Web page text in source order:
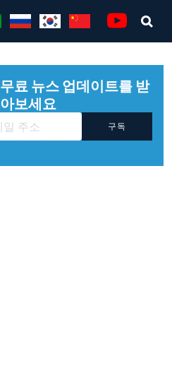
무료 뉴스 업데이트를 받
아보세요
구독